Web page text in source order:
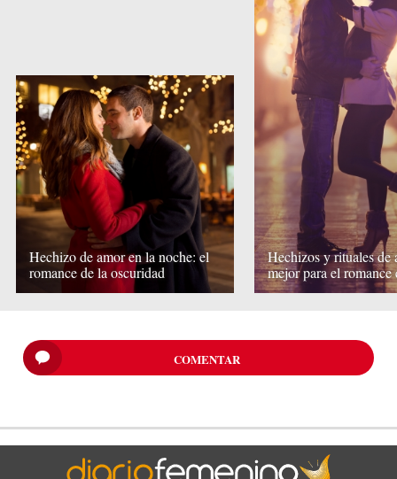
Hechizo de amor en la noche: el
romance de la oscuridad
Hechizos y rituales de
mejor para el romance
COMENTAR